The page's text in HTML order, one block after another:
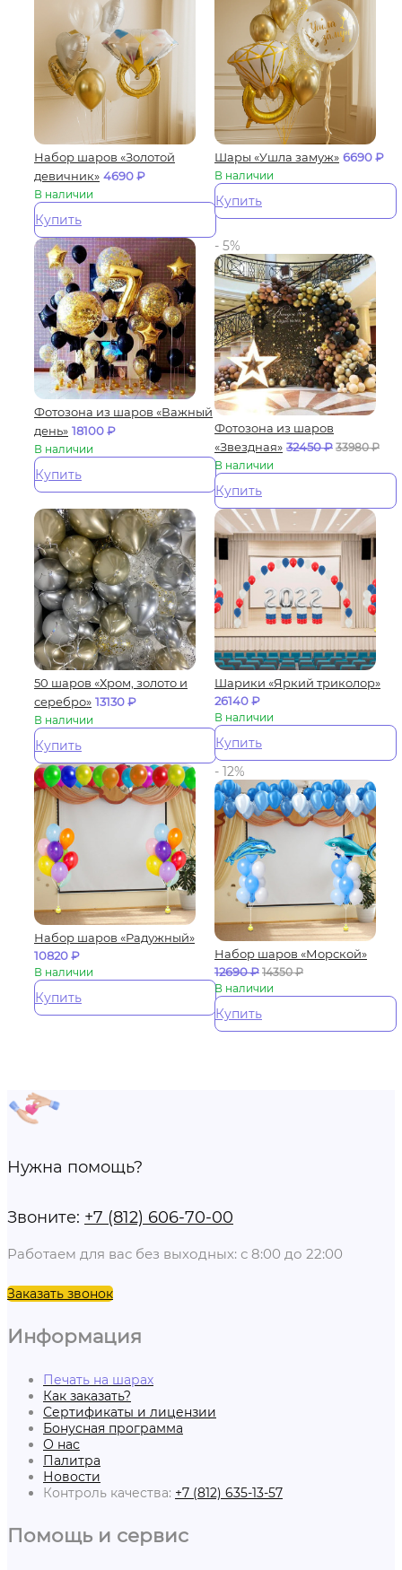
Набор шаров «Золотой
девичник» 4690₽
В наличии
Купить
Шары «Ушла замуж» 6690₽
В наличии
Купить
Фотозона из шаров «Важный
день» 18100₽
В наличии
Купить
- 5%
Фотозона из шаров
«Звездная» 32450₽ 33980₽
В наличии
Купить
50 шаров «Хром, золото и
серебро» 13130₽
В наличии
Купить
Шарики «Яркий триколор»
26140₽
В наличии
Купить
Набор шаров «Радужный»
10820₽
В наличии
Купить
- 12%
Набор шаров «Морской»
12690₽ 14350₽
В наличии
Купить
Нужна помощь?
Звоните: +7 (812) 606-70-00
Работаем для вас без выходных: с 8:00 до 22:00
Заказать звонок
Информация
Печать на шарах
Как заказать?
Сертификаты и лицензии
Бонусная программа
О нас
Палитра
Новости
Контроль качества: +7 (812) 635-13-57
Помощь и сервис